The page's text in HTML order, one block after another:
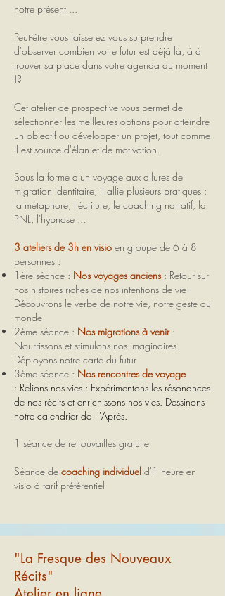
notre présent ...
Peut-être vous laisserez vous surprendre
d'observer combien votre futur est déjà là, à à
trouver sa place dans votre agenda du moment
!?
Cet atelier de prospective vous permet de
sélectionner les meilleures options pour atteindre
un objectif ou développer un projet, tout comme
il est source d'élan et de motivation.
Sous la forme d'un voyage aux allures de
migration identitaire, il allie plusieurs pratiques :
la métaphore, l'écriture, le coaching narratif, la
PNL, l'hypnose ...
3 ateliers de 3h en visio en groupe de 6 à 8
personnes :​
1ère séance : Nos voyages anciens: Retour sur
nos histoires riches de nos intentions de vie -
Découvrons le verbe de notre vie, notre geste au
monde
2ème séance : Nos migrations à venir:
Nourrissons et stimulons nos imaginaires.
Déployons notre carte du futur
3ème séance : Nos rencontres de voyage
: Relions nos vies : Expérimentons les résonances
de nos récits et enrichissons nos vies. Dessinons
notre calendrier de l'Après.
​1 séance de retrouvailles gratuite
Séance de coaching individuel d'1 heure en
visio à tarif préférentiel
"La Fresque des Nouveaux
Récits"